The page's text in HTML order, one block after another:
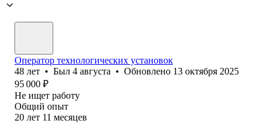
Оператор технологических установок
48 лет • Был 4 августа • Обновлено 13 октября 2025
95 000 ₽
Не ищет работу
Общий опыт
20 лет 11 месяцев